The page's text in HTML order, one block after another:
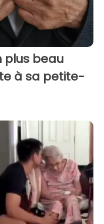
plus beau
à sa petite-